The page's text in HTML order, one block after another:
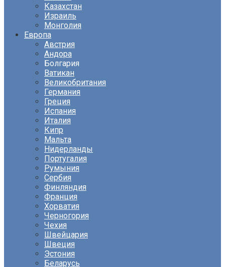
Казахстан
Израиль
Монголия
Европа
Австрия
Андора
Болгария
Ватикан
Великобритания
Германия
Греция
Испания
Италия
Кипр
Мальта
Нидерланды
Португалия
Румыния
Сербия
Финляндия
Франция
Хорватия
Черногория
Чехия
Швейцария
Швеция
Эстония
Беларусь